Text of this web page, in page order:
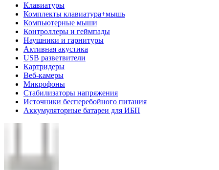
Клавиатуры
Комплекты клавиатура+мышь
Компьютерные мыши
Контроллеры и геймпады
Наушники и гарнитуры
Активная акустика
USB разветвители
Картридеры
Веб-камеры
Микрофоны
Стабилизаторы напряжения
Источники бесперебойного питания
Аккумуляторные батареи для ИБП